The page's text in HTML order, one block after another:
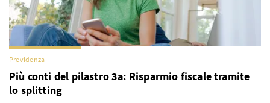
Previdenza
Più conti del pilastro 3a: Risparmio fiscale tramite
lo splitting